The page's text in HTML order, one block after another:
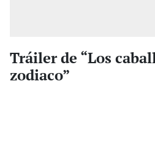
Tráiler de “Los
zodiaco”